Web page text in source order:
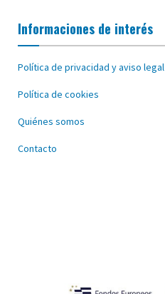
Informaciones de interés
Política de privacidad y aviso legal
Política de cookies
Quiénes somos
Contacto